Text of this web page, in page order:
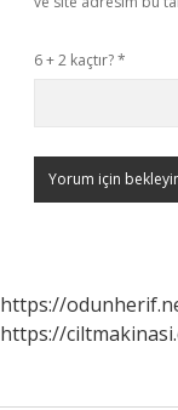
6 + 2 kaçtır?*
https://
https://